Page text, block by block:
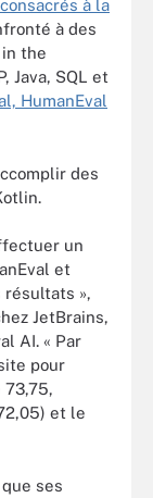
à la
à des
the
Java, SQL et
HumanEval
des
un
et
résultats »,
JetBrains,
AI. « Par
pour
73,75,
et le
ses